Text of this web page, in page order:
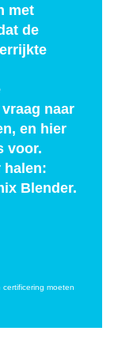
met
de
naar
en hier
voor.
halen:
Blender.
moeten